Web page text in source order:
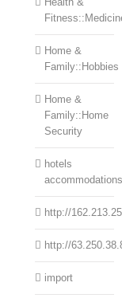
Home &
Family::Hobbies
Home &
Family::Home
Security
hotels
accommodations
http://
http://
import